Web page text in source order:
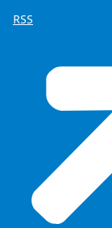
RSS